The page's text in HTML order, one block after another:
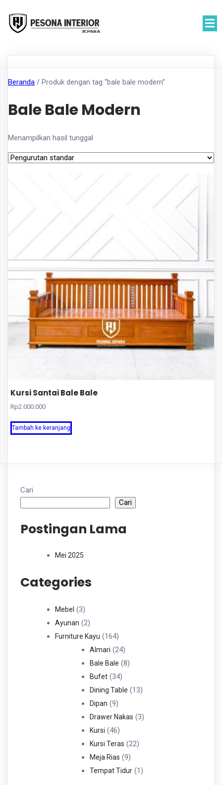
Beranda / Produk dengan tag “bale bale modern”
Bale Bale Modern
Menampilkan hasil tunggal
Kursi Santai Bale Bale
Rp2.000.000
Tambah ke keranjang
Cari
Cari
Postingan Lama
Mei 2025
Categories
Mebel 33
Produk
Ayunan 22
Produk
Furniture Kayu 164164
Produk
Almari 2424
Produk
Bale Bale 88
Bufet 3434
Produk
Dining Table 1313
Dipan 99
Produk
Drawer Nakas 33
Kursi 4646
Produk
Kursi Teras 2222
Meja Rias 99
Produk
Tempat Tidur 11